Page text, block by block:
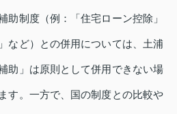
助制度（例：「住宅ローン控除」
など）との併用については、土浦
助」は原則として併用できない場
す。一方で、国の制度との比較や